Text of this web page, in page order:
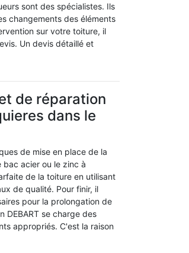
sont des spécialistes. Ils
changements des éléments
sur votre toiture, il
Un devis détaillé et
de réparation
dans le
de mise en place de la
acier ou le zinc à
de la toiture en utilisant
de qualité. Pour finir, il
pour la prolongation de
DEBART se charge des
appropriés. C'est la raison